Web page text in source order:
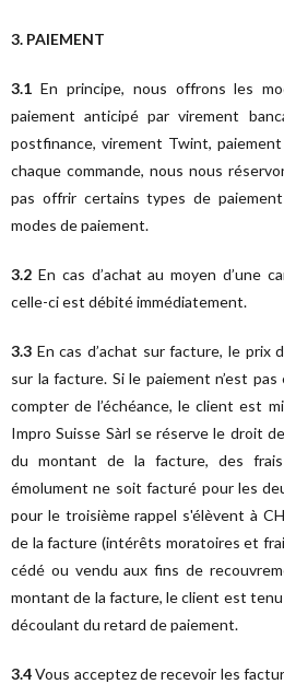
3. PAIEMENT
3.1 En principe, nous offrons les
paiement anticipé par virement
postfinance, virement Twint,
chaque commande, nous nous
pas offrir certains types de
modes de paiement.
3.2 En cas d’achat au moyen d’une
celle-ci est débité immédiatement.
3.3 En cas d’achat sur facture, le prix
sur la facture. Si le paiement n’est
compter de l’échéance, le client est
Impro Suisse Sàrl se réserve le droit
du montant de la facture, des
émolument ne soit facturé pour les
pour le troisième rappel s'élèvent à
de la facture (intérêts moratoires et
cédé ou vendu aux fins de
montant de la facture, le client est
découlant du retard de paiement.
3.4Vous acceptez de recevoir les